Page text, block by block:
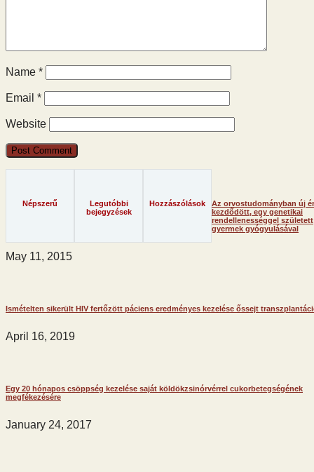
Name *
Email *
Website
Népszerű
Legutóbbi
bejegyzések
Hozzászólások
Az orvostudományban új
kezdődött, egy genetikai
rendellenességgel született
gyermek gyógyulásával
May 11, 2015
Ismételten sikerült HIV fertőzött páciens eredményes kezelése őssejt
April 16, 2019
Egy 20 hónapos csöppség kezelése saját köldökzsinórvérrel cukorbetegségének
megfékezésére
January 24, 2017